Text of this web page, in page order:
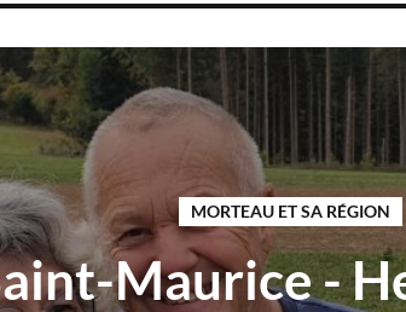
MORTEAU ET SA RÉGION
Maurice -